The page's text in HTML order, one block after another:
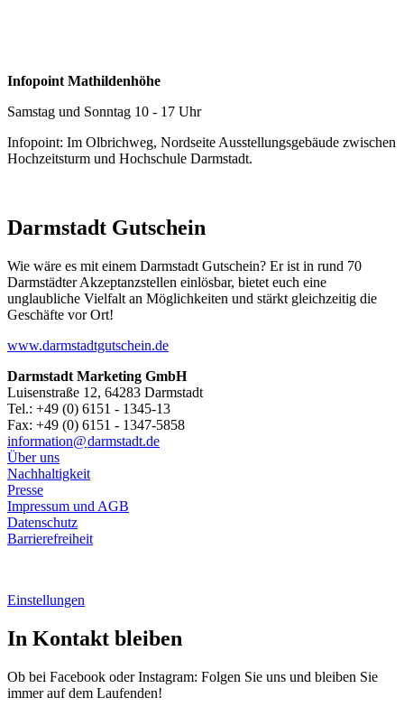
Infopoint Mathildenhöhe
Samstag und Sonntag 10 - 17 Uhr
Infopoint: Im Olbrichweg, Nordseite Ausstellungsgebäude zwischen
Hochzeitsturm und Hochschule Darmstadt.
Darmstadt Gutschein
Wie wäre es mit einem Darmstadt Gutschein? Er ist in rund 70
Darmstädter Akzeptanzstellen einlösbar, bietet euch eine
unglaubliche Vielfalt an Möglichkeiten und stärkt gleichzeitig die
Geschäfte vor Ort!
www.darmstadtgutschein.de
Darmstadt Marketing GmbH
Luisenstraße 12, 64283 Darmstadt
Tel.: +49 (0) 6151 - 1345-13
Fax: +49 (0) 6151 - 1347-5858
information@darmstadt.de
Über uns
Nachhaltigkeit
Presse
Impressum und AGB
Datenschutz
Barrierefreiheit
Einstellungen
In Kontakt bleiben
Ob bei Facebook oder Instagram: Folgen Sie uns und bleiben Sie
immer auf dem Laufenden!